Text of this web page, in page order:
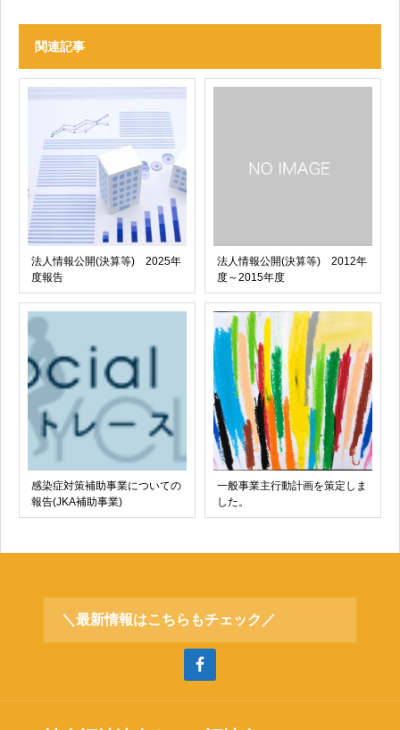
関連記事
法人情報公開(決算等) 2025年
度報告
法人情報公開(決算等) 2012年
度～2015年度
感染症対策補助事業についての
報告(JKA補助事業)
一般事業主行動計画を策定しま
した。
＼最新情報はこちらもチェック／